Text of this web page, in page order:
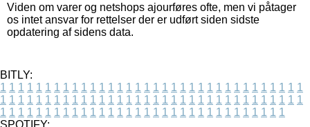
Viden om varer og netshops ajourføres ofte, men vi påtager
os intet ansvar for rettelser der er udført siden sidste
opdatering af sidens data.
BITLY:
1 1 1 1 1 1 1 1 1 1 1 1 1 1 1 1 1 1 1 1 1 1 1 1 1 1 1 1 1 1 1 1 1 1
1 1 1 1 1 1 1 1 1 1 1 1 1 1 1 1 1 1 1 1 1 1 1 1 1 1 1 1 1 1 1 1 1 1
1 1 1 1 1 1 1 1 1 1 1 1 1 1 1 1 1 1 1 1 1 1 1 1 1 1 1 1 1 1 1 1
SPOTIFY: